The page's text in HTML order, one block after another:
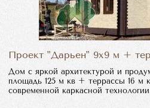
Проект "Дарьен" 9х9 м +
Дом с яркой архитектурой и
площадь 125 м кв + террассы 16 м
современной каркасной технологии.